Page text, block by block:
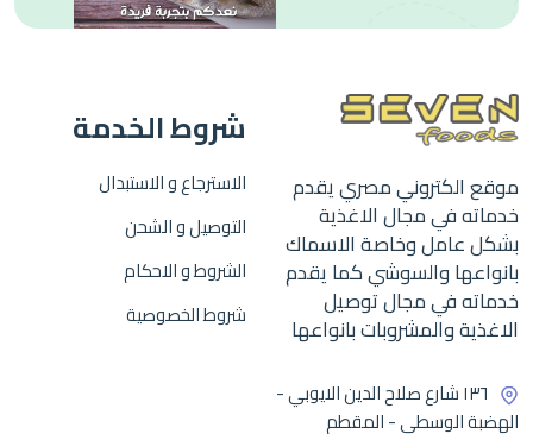
موقع الكتروني مصري يقدم
خدماته في مجال الاغذية
بشكل عامل وخاصة الاسماك
بانواعها والسوشي كما يقدم
خدماته في مجال توصيل
الاغذية والمشروبات بانواعها
١٣٦ شارع صلاح الدين الايوبي -
الهضبة الوسطى - المقطم
شروط الخدمة
الاسترجاع و الاستبدال
التوصيل و الشحن
الشروط و الاحكام
شروط الخصوصية